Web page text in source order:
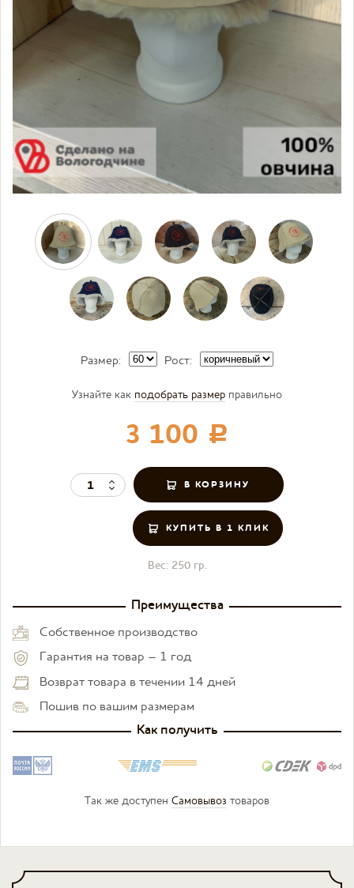
Узнайте как подобрать размер правильно
3 100 c
Размер: Рост:
КУПИТЬ В 1 КЛИК
Вес: 250 гр.
Преимущества
Собственное производство
Гарантия на товар – 1 год
Возврат товара в течении 14 дней
Пошив по вашим размерам
Как получить
Так же доступен Самовывоз товаров